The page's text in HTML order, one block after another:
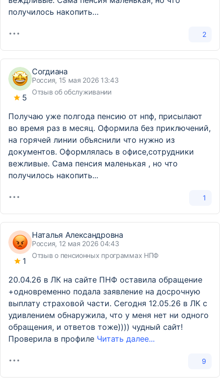
получилось накопить…
2
5
Согдиана
Россия, 15 мая 2026 13:43
Отзыв об обслуживании
Получаю уже полгода пенсию от нпф, присылают
во время раз в месяц. Оформила без приключений,
на горячей линии объяснили что нужно из
документов. Оформлялась в офисе,сотрудники
вежливые. Сама пенсия маленькая , но что
получилось накопить...
1
1
Наталья Александровна
Россия, 12 мая 2026 04:43
Отзыв о пенсионных программах НПФ
20.04.26 в ЛК на сайте ПНФ оставила обращение
+одновременно подала заявление на досрочную
выплату страховой части. Сегодня 12.05.26 в ЛК с
удивлением обнаружила, что у меня нет ни одного
обращения, и ответов тоже)))) чудный сайт!
Проверила в профиле Читать далее...
9